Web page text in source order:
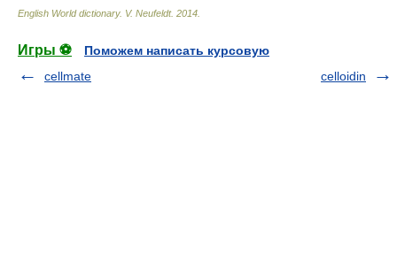
English World dictionary. V. Neufeldt. 2014
Игры ⚽
Поможем написать курсовую
cellmate
celloidin